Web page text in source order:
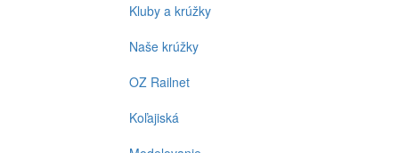
Kluby a krúžky
Naše krúžky
OZ Railnet
Koľajiská